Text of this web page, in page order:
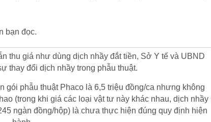
bạn đọc.
thu giá như dùng dịch nhầy đắt tiền, Sở Y tế và UBND
thay đổi dịch nhầy trong phẫu thuật.
gói phẫu thuật Phaco là 6,5 triệu đồng/ca nhưng không
(trong khi giá các loại vật tư này khác nhau, dịch nhầy
ngàn đồng/hộp) là chưa thực hiện đúng quy định hiện